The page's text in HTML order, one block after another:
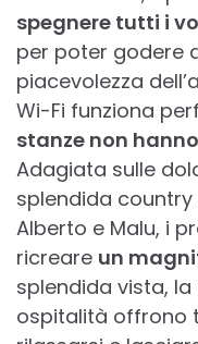
spegnere tutti i
per poter godere
piacevolezza
Wi-Fi funziona
stanze non
Adagiata sulle
splendida
Alberto e Malu, i
ricreare un
splendida vista,
ospitalità offrono